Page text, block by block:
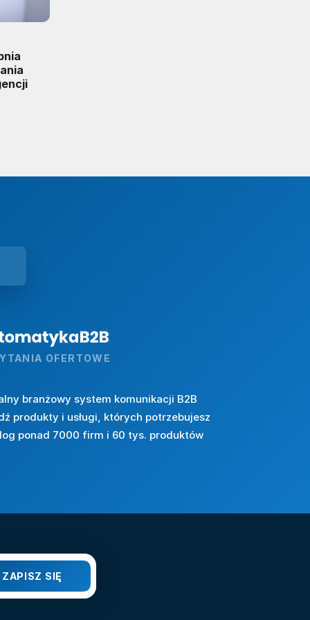
OFERTOWE
branżowy system komunikacji B2B
produkty i usługi, których potrzebujesz
ponad 7000 firm i 60 tys. produktów